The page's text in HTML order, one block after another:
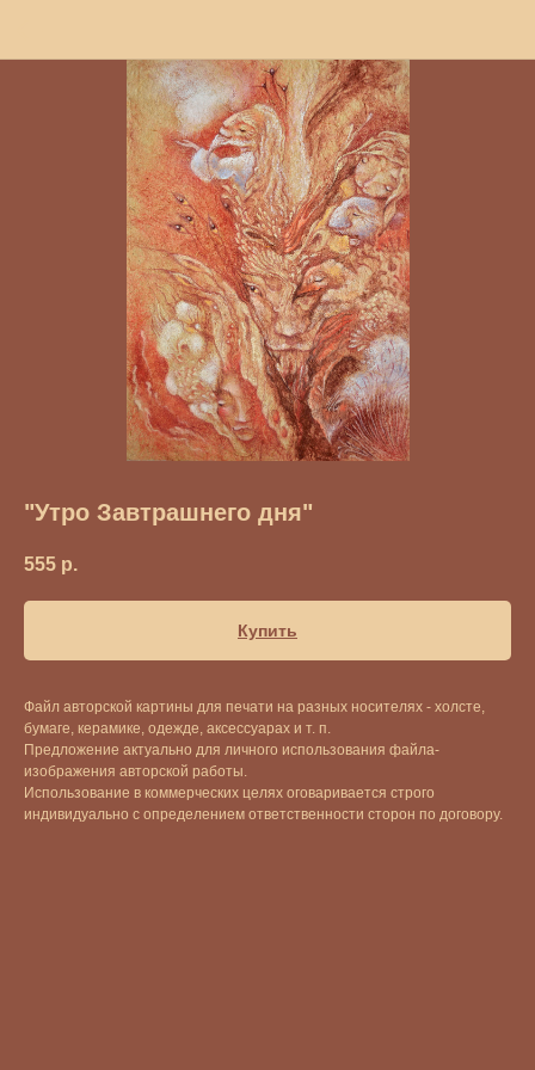
"Утро Завтрашнего дня"
555 р.
Купить
Файл авторской картины для печати на разных носителях - холсте,
бумаге, керамике, одежде, аксессуарах и т. п.
Предложение актуально для личного использования файла-
изображения авторской работы.
Использование в коммерческих целях оговаривается строго
индивидуально с определением ответственности сторон по договору.